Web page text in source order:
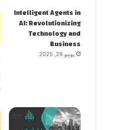
Intelligent Agents in
AI: Revolutionizing
Technology and
Business
يونيو 28, 2025